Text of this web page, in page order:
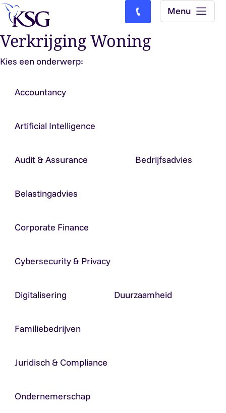
Skip to content
Bel ons: (0)77-4740000
Menu
Verkrijging Woning
Kies een onderwerp:
Accountancy
Artificial Intelligence
Audit & Assurance Bedrijfsadvies
Belastingadvies
Corporate Finance
Cybersecurity & Privacy
Digitalisering Duurzaamheid
Familiebedrijven
Juridisch & Compliance
Ondernemerschap